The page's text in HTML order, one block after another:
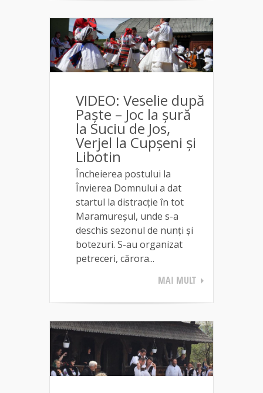
VIDEO: Veselie după
Paște – Joc la șură
la Suciu de Jos,
Verjel la Cupșeni și
Libotin
Încheierea postului la
Învierea Domnului a dat
startul la distracție în tot
Maramureșul, unde s-a
deschis sezonul de nunți și
botezuri. S-au organizat
petreceri, cărora...
MAI MULT